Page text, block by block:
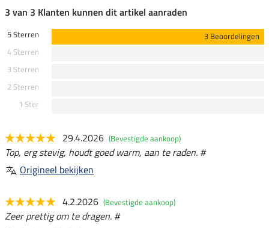
3 van 3 Klanten kunnen dit artikel aanraden
5 Sterren
3 Beoordelingen
4 Sterren
3 Sterren
2 Sterren
1 Ster
29.4.2026 (Bevestigde aankoop)
Top, erg stevig, houdt goed warm, aan te raden. #
Origineel bekijken
4.2.2026 (Bevestigde aankoop)
Zeer prettig om te dragen. #